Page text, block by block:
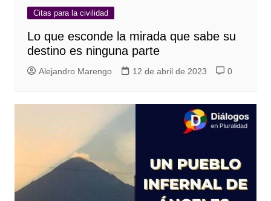
Citas para la civilidad
Lo que esconde la mirada que sabe su
destino es ninguna parte
Alejandro Marengo 12 de abril de 2023 0